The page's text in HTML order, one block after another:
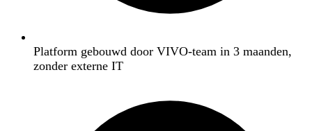
Platform gebouwd door VIVO-team in 3 maanden,
zonder externe IT